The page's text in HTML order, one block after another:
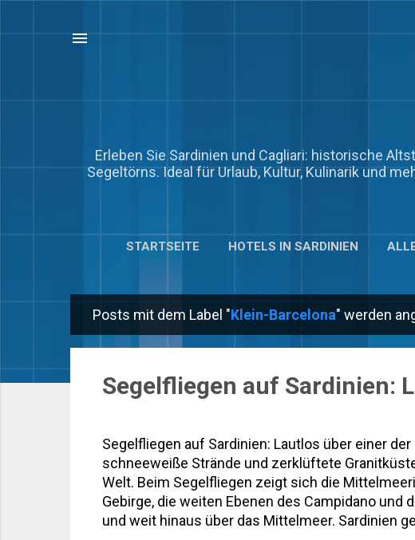
Erleben Sie Sardinien und Cagliari: historische
Segeltörns. Ideal für Urlaub, Kultur, Kulinarik und
STARTSEITE HOTELS IN SARDINIEN
o
Posts mit dem Label "Klein-Barcelona" werden
Segelfliegen auf Sardinien:
Segelfliegen auf Sardinien: Lautlos über einer
schneeweiße Strände und zerklüftete
Welt. Beim Segelfliegen zeigt sich die
Gebirge, die weiten Ebenen des Campidano und
und weit hinaus über das Mittelmeer. Sardinien